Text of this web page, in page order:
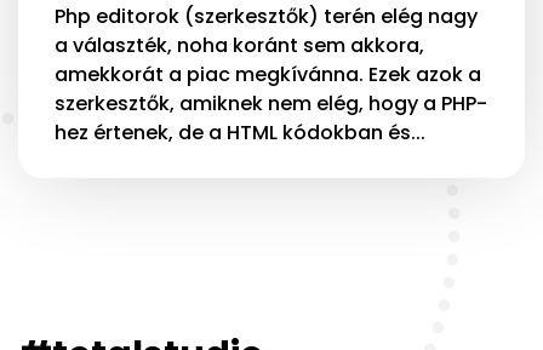
Php editorok (szerkesztők) terén elég nagy
a választék, noha koránt sem akkora,
amekkorát a piac megkívánna. Ezek azok a
szerkesztők, amiknek nem elég, hogy a PHP-
hez értenek, de a HTML kódokban és...